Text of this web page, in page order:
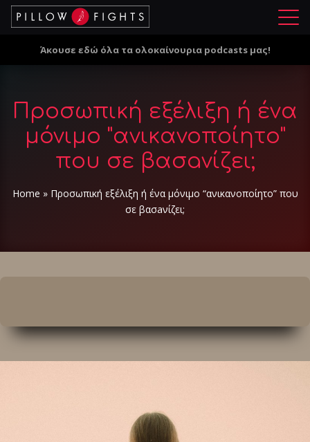
Μ
ο
Άκουσε εδώ όλα τα ολοκαίνουρια podcasts μας!
Προσωπική εξέλιξη ή ένα
μόνιμο "ανικανοποίητο"
που σε βασaνίζει;
Home » Προσωπική εξέλιξη ή ένα μόνιμο “ανικανοποίητο” που
σε βασaνίζει;